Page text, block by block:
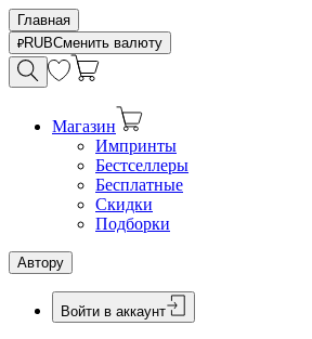
Главная
RUBСменить валюту
Магазин
Импринты
Бестселлеры
Бесплатные
Скидки
Подборки
Автору
Войти в аккаунт